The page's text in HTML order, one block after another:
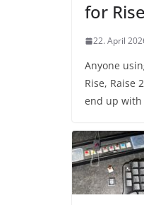
for
22. April
Anyone
Rise, Raise
end up with